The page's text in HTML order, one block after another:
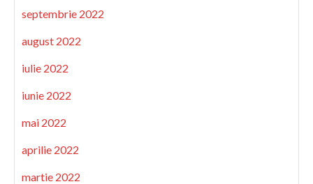
septembrie 2022
august 2022
iulie 2022
iunie 2022
mai 2022
aprilie 2022
martie 2022